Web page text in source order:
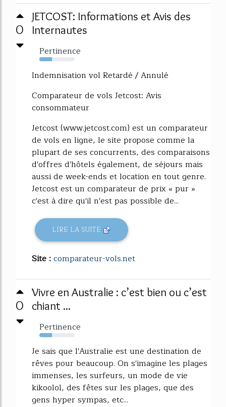
0
JETCOST: Informations et Avis des
Internautes
Pertinence
36%
Indemnisation vol Retardé / Annulé
Comparateur de vols Jetcost: Avis
consommateur
Jetcost (www.jetcost.com) est un comparateur
de vols en ligne, le site propose comme la
plupart de ses concurrents, des comparaisons
d'offres d'hôtels également, de séjours mais
aussi de week-ends et location en tout genre.
Jetcost est un comparateur de prix « pur »
c'est à dire qu'il n'est pas possible de...
LIRE LA SUITE
Site :comparateur-vols.net
0
Vivre en Australie : c’est bien ou c’est
chiant ...
Pertinence
36%
Je sais que l'Australie est une destination de
rêves pour beaucoup. On s'imagine les plages
immenses, les surfeurs, un mode de vie
kikoolol, des fêtes sur les plages, que des
gens hyper sympas, etc...